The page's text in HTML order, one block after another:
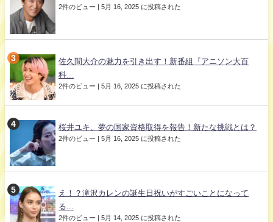
2件のビュー | 5月 16, 2025 に投稿された
佐久間大介の魅力を引き出す！新番組『アニソン大百
科...
2件のビュー | 5月 16, 2025 に投稿された
桜井ユキ、夢の国家資格取得を報告！新たな挑戦とは？
2件のビュー | 5月 16, 2025 に投稿された
え！？滝沢カレンの誕生日祝いがすごいことになって
る...
2件のビュー | 5月 14, 2025 に投稿された